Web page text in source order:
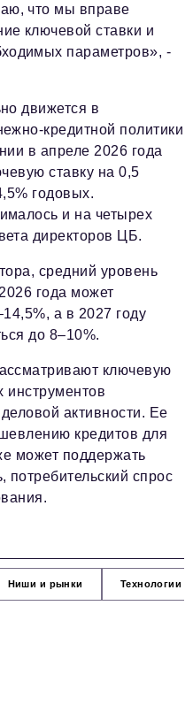
что мы вправе
ключевой ставки и
параметров», -
движется в
кредитной политики
в апреле 2026 года
ставку на 0,5
годовых.
и на четырех
директоров ЦБ.
средний уровень
года может
а в 2027 году
до 8–10%.
ключевую
инструментов
активности. Ее
кредитов для
может поддержать
потребительский спрос
Ниши и рынки Технологии